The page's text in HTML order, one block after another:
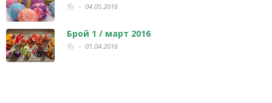
04.05.2016
Брой 1 / март 2016
01.04.2016